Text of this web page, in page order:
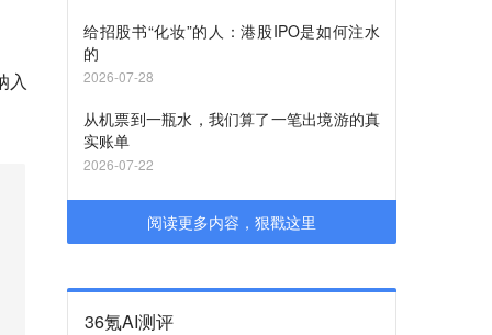
入
给招股书“化妆”的人：港股IPO是如何注水
的
2026-07-28
从机票到一瓶水，我们算了一笔出境游的真
实账单
2026-07-22
阅读更多内容，狠戳这里
36氪AI测评